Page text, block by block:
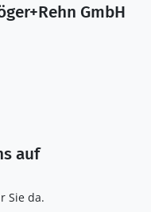
GmbH
auf
Sie da.